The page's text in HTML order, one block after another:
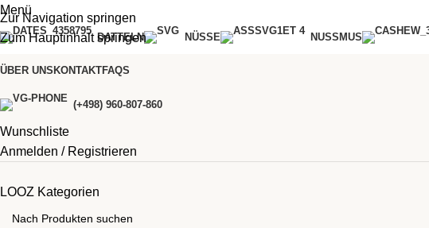
Zur Navigation springen
Zum Hauptinhalt springen
Menü
DATTELN NÜSSE NUSSMUS
ÜBER UNS KONTAKTFAQS
(+498) 960-807-860
Wunschliste
Anmelden / Registrieren
LOOZ Kategorien